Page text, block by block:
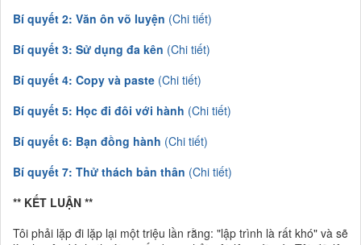
Bí quyết 2: Văn ôn võ luyện (Chi tiết)
Bí quyết 3: Sử dụng đa kên (Chi tiết)
Bí quyết 4: Copy và paste (Chi tiết)
Bí quyết 5: Học đi đôi với hành (Chi tiết)
Bí quyết 6: Bạn đồng hành (Chi tiết)
Bí quyết 7: Thử thách bản thân (Chi tiết)
** KẾT LUẬN **
Tôi phải lặp đi lặp lại một triệu lần rằng: "lập trình là rất khó" và sẽ